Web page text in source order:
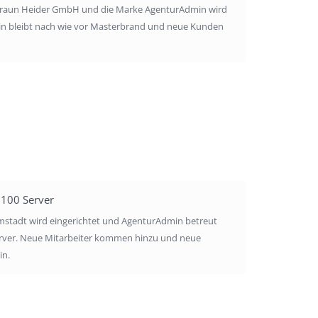
Heider GmbH und die Marke AgenturAdmin wird
bleibt nach wie vor Masterbrand und neue Kunden
Server
wird eingerichtet und AgenturAdmin betreut
Neue Mitarbeiter kommen hinzu und neue